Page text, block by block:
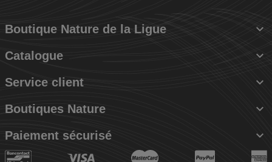
Boutique Nature de la Ligue 
Catalogue 
Service client 
Boutiques Nature 
Paiement sécurisé 